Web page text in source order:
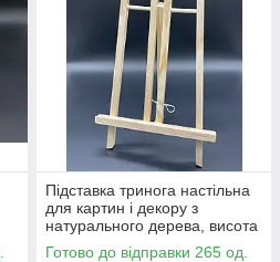
Підставка тринога настільна
для картин і декору з
натурального дерева, висота
38 см
Готово до відправки 265 од.